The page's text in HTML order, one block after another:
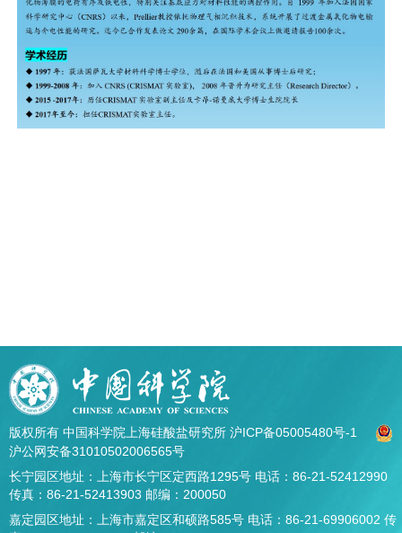
版权所有 中国科学院上海硅酸盐研究所 沪ICP备05005480号-1
沪公网安备31010502006565号
长宁园区地址：上海市长宁区定西路1295号 电话：86-21-52412990
传真：86-21-52413903 邮编：200050
嘉定园区地址：上海市嘉定区和硕路585号 电话：86-21-69906002 传